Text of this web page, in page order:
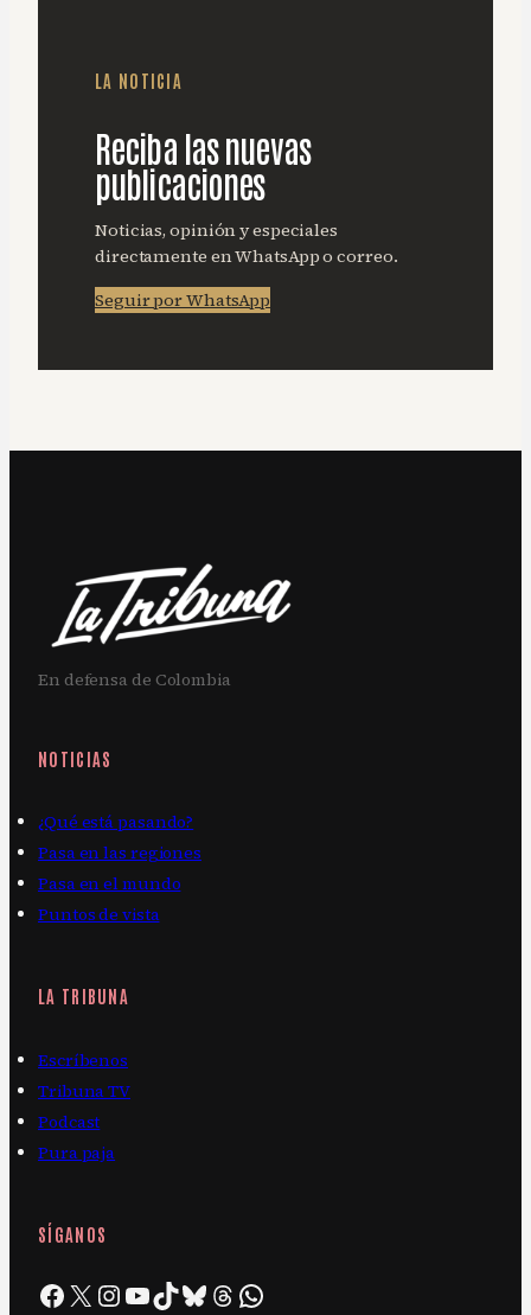
LA NOTICIA
Reciba las nuevas
publicaciones
Noticias, opinión y especiales
directamente en WhatsApp o correo.
Seguir por WhatsApp
En defensa de Colombia
NOTICIAS
¿Qué está pasando?
Pasa en las regiones
Pasa en el mundo
Puntos de vista
LA TRIBUNA
Escríbenos
Tribuna TV
Podcast
Pura paja
SÍGANOS
Facebook X InstagramYouTube TikTok Bluesky Threads WhatsApp